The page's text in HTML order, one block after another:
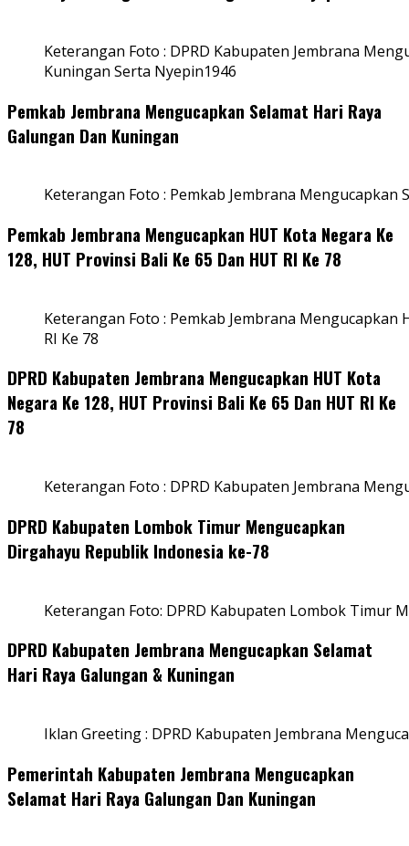
Keterangan Foto : DPRD Kabupaten Jembrana
Kuningan Serta Nyepin1946
Pemkab Jembrana Mengucapkan Selamat Hari Raya
Galungan Dan Kuningan
Keterangan Foto : Pemkab Jembrana Mengucapkan
Pemkab Jembrana Mengucapkan HUT Kota Negara Ke
128, HUT Provinsi Bali Ke 65 Dan HUT RI Ke 78
Keterangan Foto : Pemkab Jembrana Mengucapkan
RI Ke 78
DPRD Kabupaten Jembrana Mengucapkan HUT Kota
Negara Ke 128, HUT Provinsi Bali Ke 65 Dan HUT RI Ke
78
Keterangan Foto : DPRD Kabupaten Jembrana
DPRD Kabupaten Lombok Timur Mengucapkan
Dirgahayu Republik Indonesia ke-78
Keterangan Foto: DPRD Kabupaten Lombok Timur
DPRD Kabupaten Jembrana Mengucapkan Selamat
Hari Raya Galungan & Kuningan
Iklan Greeting : DPRD Kabupaten Jembrana
Pemerintah Kabupaten Jembrana Mengucapkan
Selamat Hari Raya Galungan Dan Kuningan